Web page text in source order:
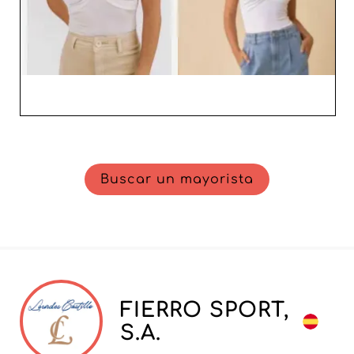
Buscar un mayorista
FIERRO SPORT,
S.A.